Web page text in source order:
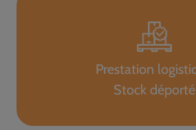
Prestation
Stock déporté